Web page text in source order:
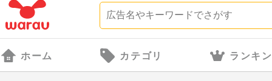
ホーム カテゴリ ランキ